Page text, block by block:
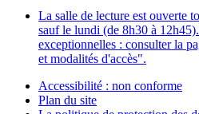
La salle de lecture est ouverte
sauf le lundi (de 8h30 à
exceptionnelles : consulter la
et modalités d'accès".
Accessibilité : non conforme
Plan du site